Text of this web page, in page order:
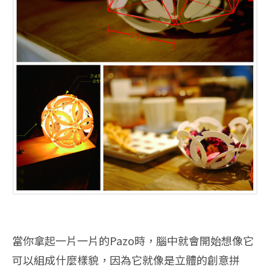
當你拿起一片一片的Pazo時，腦中就會開始想像它
可以組成什麼樣貌，因為它就像是立體的創意拼